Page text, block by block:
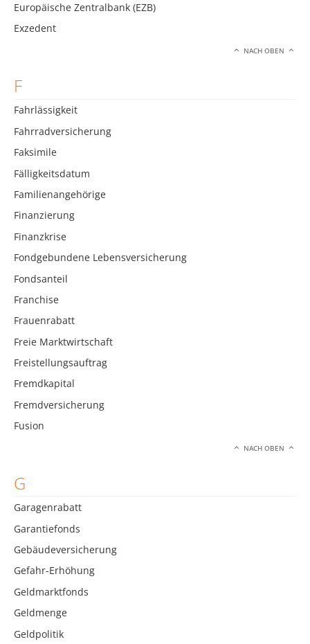
Europäische Zentralbank (EZB)
Exzedent
NACH OBEN
F
Fahrlässigkeit
Fahrradversicherung
Faksimile
Fälligkeitsdatum
Familienangehörige
Finanzierung
Finanzkrise
Fondgebundene Lebensversicherung
Fondsanteil
Franchise
Frauenrabatt
Freie Marktwirtschaft
Freistellungsauftrag
Fremdkapital
Fremdversicherung
Fusion
NACH OBEN
G
Garagenrabatt
Garantiefonds
Gebäudeversicherung
Gefahr-Erhöhung
Geldmarktfonds
Geldmenge
Geldpolitik